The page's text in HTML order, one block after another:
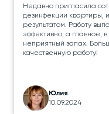
Недавно пригласила
дезинфекции квартиры,
результатом. Работу
эффективно, а главное,
неприятный запах.
качественную работу!
Юлия
10.09.2024